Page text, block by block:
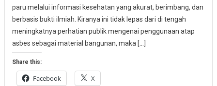
paru melalui informasi kesehatan yang akurat, berimbang, dan
berbasis bukti ilmiah. Kiranya ini tidak lepas dari di tengah
meningkatnya perhatian publik mengenai penggunaan atap
asbes sebagai material bangunan, maka […]
Share this:
Facebook X